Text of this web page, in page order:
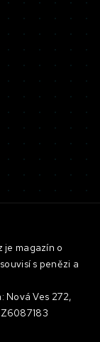
je magazín o
s penězi a
Nová Ves 272,